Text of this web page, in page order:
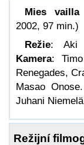
Mies vailla
2002, 97 min.)
Režie: Aki
Kamera:
Renegades,
Masao Onose.
Juhani
Režijní